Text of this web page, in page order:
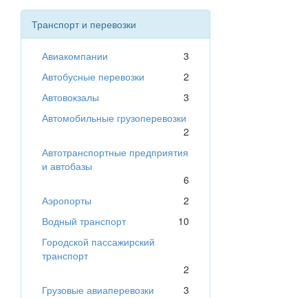
Транспорт и перевозки
Авиакомпании
3
Автобусные перевозки
2
Автовокзалы
3
Автомобильные грузоперевозки
2
Автотранспортные предприятия
и автобазы
6
Аэропорты
2
Водный транспорт
10
Городской пассажирский
транспорт
2
Грузовые авиаперевозки
3